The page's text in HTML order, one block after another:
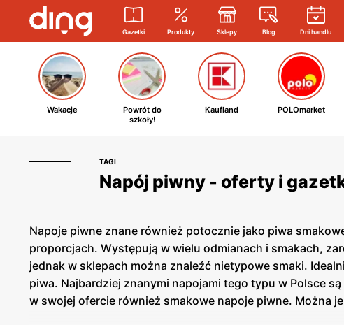
Gazetki Produkty Sklepy Blog Dni handlu
Wakacje
Powrót do
szkoły!
Kaufland POLOmarket
TAGI
Napój piwny - oferty i
Napoje piwne znane również potocznie jako piwa
proporcjach. Występują w wielu odmianach i smakach,
jednak w sklepach można znaleźć nietypowe smaki.
piwa. Najbardziej znanymi napojami tego typu w Polsce
w swojej ofercie również smakowe napoje piwne. Można